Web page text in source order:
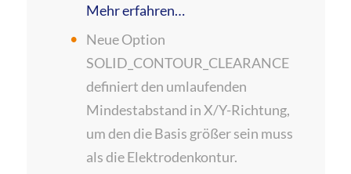
Mehr erfahren…
Neue Option
SOLID_CONTOUR_CLEARANCE
definiert den umlaufenden
Mindestabstand in X/Y-Richtung,
um den die Basis größer sein muss
als die Elektrodenkontur.